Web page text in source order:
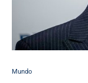
Mundo